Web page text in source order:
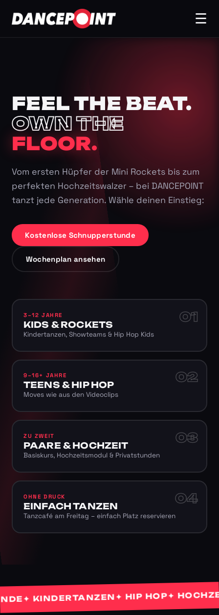
☰
FEEL THE BEAT.
OWN THE
FLOOR.
Vom ersten Hüpfer der Mini Rockets bis zum
perfekten Hochzeitswalzer – bei DANCEPOINT
tanzt jede Generation. Wähle deinen Einstieg:
Kostenlose Schnupperstunde
Wochenplan ansehen
01
3–12 JAHRE
KIDS & ROCKETS
Kindertanzen, Showteams & Hip Hop Kids
02
9–16+ JAHRE
TEENS & HIP HOP
Moves wie aus den Videoclips
03
ZU ZWEIT
PAARE & HOCHZEIT
Basiskurs, Hochzeitsmodul & Privatstunden
04
OHNE DRUCK
EINFACH TANZEN
Tanzcafé am Freitag – einfach Platz reservieren
✦ KINDERTANZEN✦ HIP HOP✦